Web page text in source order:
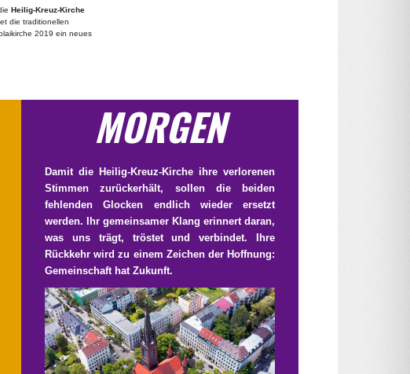
Heilig-Kreuz-Kirche
die traditionellen
2019 ein neues
MORGEN
Damit die Heilig‑Kreuz‑Kirche ihre verlorenen
Stimmen zurückerhält, sollen die beiden
fehlenden Glocken endlich wieder ersetzt
werden. Ihr gemeinsamer Klang erinnert daran,
was uns trägt, tröstet und verbindet. Ihre
Rückkehr wird zu einem Zeichen der Hoffnung:
Gemeinschaft hat Zukunft.